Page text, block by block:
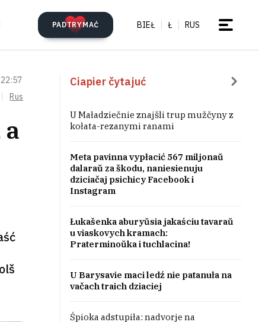
PADTRYMAĆ BIEŁ Ł RUS
Rus
Ciapier čytajuć
U Maładziečnie znajšli trup mužčyny z
kołata-rezanymi ranami
Meta pavinna vypłacić 567 miljonaŭ
dalaraŭ za škodu, naniesienuju
dziciačaj psichicy Facebook i
Instagram
Łukašenka aburyŭsia jakaściu tavaraŭ
u viaskovych kramach:
Praterminoŭka i tuchlacina!
U Barysavie maci ledź nie patanuła na
vačach traich dziaciej
Śpioka adstupiła: nadvorje na